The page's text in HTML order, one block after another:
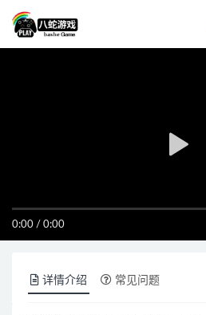
0:00 / 0:00
详情介绍 常见问题